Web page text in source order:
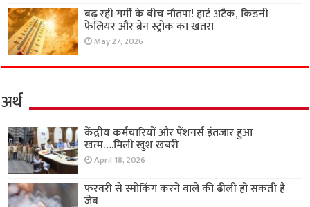
बढ़ रही गर्मी के बीच नौतपा! हार्ट अटैक, किडनी
फेलियर और ब्रेन स्ट्रोक का खतरा
May 27, 2026
अर्थ
केंद्रीय कर्मचारियों और पेंशनर्स इंतजार हुआ
खत्म….मिली खुश खबरी
April 18, 2026
फरवरी से स्मोकिंग करने वाले की ढीली हो सकती है
जेब